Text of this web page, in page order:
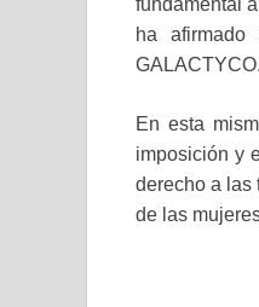
fundamental
ha afirmado
GALACTYCO.
En esta
imposición y
derecho a las
de las